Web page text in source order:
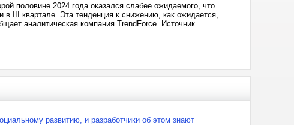
половине 2024 года оказался слабее ожидаемого, что
III квартале. Эта тенденция к снижению, как ожидается,
аналитическая компания TrendForce. Источник
развитию, и разработчики об этом знают